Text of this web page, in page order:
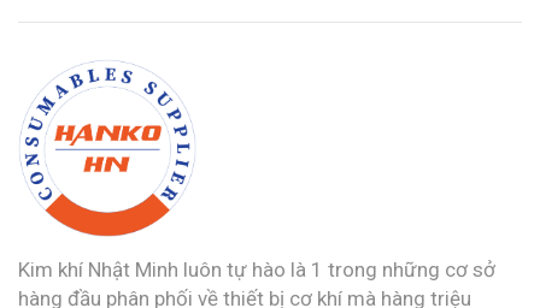
Kim khí Nhật Minh luôn tự hào là 1 trong những cơ sở
hàng đầu phân phối về thiết bị cơ khí mà hàng triệu